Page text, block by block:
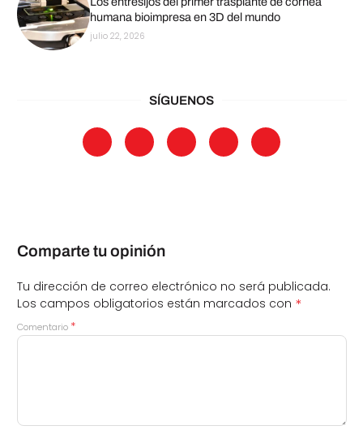
humana bioimpresa en 3D del mundo
julio 22, 2026
SÍGUENOS
Comparte tu opinión
Tu dirección de correo electrónico no será publicada.
Los campos obligatorios están marcados con *
Comentario *